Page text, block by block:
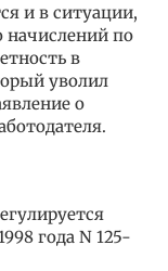
и в ситуации,
начислений по
в
уволил
о
года N 125-